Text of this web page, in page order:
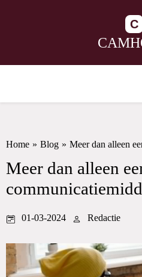
C
Home » Blog » Meer dan alleen
Meer dan alleen
01-03-2024 Redactie